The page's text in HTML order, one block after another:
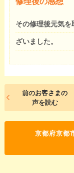
その修理後元気
ざいました。
前のお客さまの
声を読む
京都府京都